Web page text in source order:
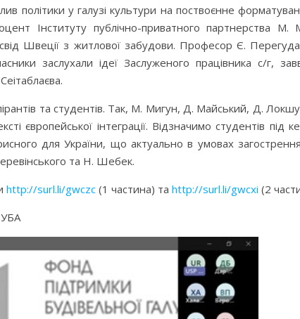
політики у галузі культури на поствоєнне
Інституту публічно-приватного партнерства М.
Швеції з житлової забудови. Професор Є.
заслухали ідеї Заслуженого працівника с/г,
та студентів. Так, М. Мигун, Д. Майський, Д.
європейської інтеграції. Відзначимо студентів
для України, що актуально в умовах
та Н. Шебек.
http://surl.li/gwczc (1 частина) та http://surl.li/gwcxi (2